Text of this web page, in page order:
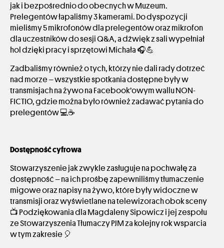
jak i bezpośrednio do obecnych w Muzeum.
Prelegentów łapaliśmy 3 kamerami. Do dyspozycji
mieliśmy 5 mikrofonów dla prelegentów oraz mikrofon
dla uczestników do sesji Q&A, a dźwięk z sali wypełniał
hol dzięki pracy i sprzętowi Michała 🎧💪
Zadbaliśmy również o tych, którzy nie dali rady dotrzeć
nad morze – wszystkie spotkania dostępne były w
transmisjach na żywo na Facebook’owym wallu NON-
FICTIO, gdzie można było również zadawać pytania do
prelegentów 💻☕
Dostępność cyfrowa
Stowarzyszenie jak zwykle zasługuje na pochwałę za
dostępność – na ich prośbę zapewniliśmy tłumaczenie
migowe oraz napisy na żywo, które były widoczne w
transmisji oraz wyświetlane na telewizorach obok sceny
📺 Podziękowania dla Magdaleny Sipowicz i jej zespołu
ze Stowarzyszenia Tłumaczy PJM za kolejny rok wsparcia
w tym zakresie 🎈